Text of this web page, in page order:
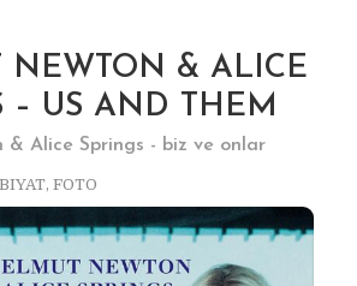
NEWTON & ALICE
– US AND THEM
& Alice Springs - biz ve onlar
, FOTO